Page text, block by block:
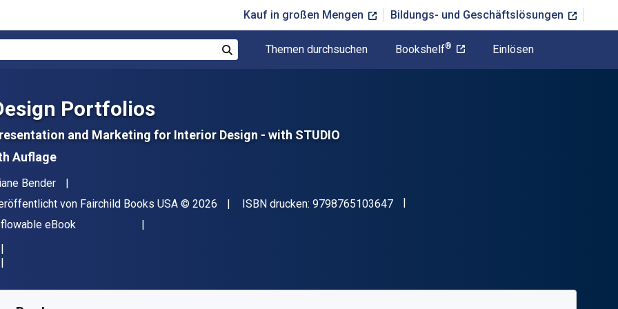
Kauf in großen Mengen Bildungs- und Geschäftslösungen
Themen durchsuchen Bookshelf® Einlösen
Portfolios
and Marketing for Interior Design - with STUDIO
Auflage
Bender
von Fairchild Books USA Copyright
© 2026 ISBN drucken: 9798765103647"ISBN-13 9798765103647"
eBook